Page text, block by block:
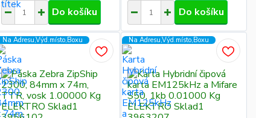
Do košíku Do košíku
Na Adresu,Výd.místo,Boxu Na Adresu,Výd.místo,Boxu